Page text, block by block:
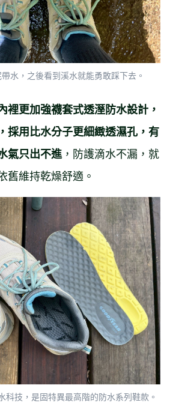
水，之後看到溪水就能勇敢踩下去。
裡更加強襪套式透溼防水設計，
採用比水分子更細緻透濕孔，有
氣只出不進 ，防護滴水不漏，就
舊維持乾燥舒適。
技，是固特異最高階的防水系列鞋款。